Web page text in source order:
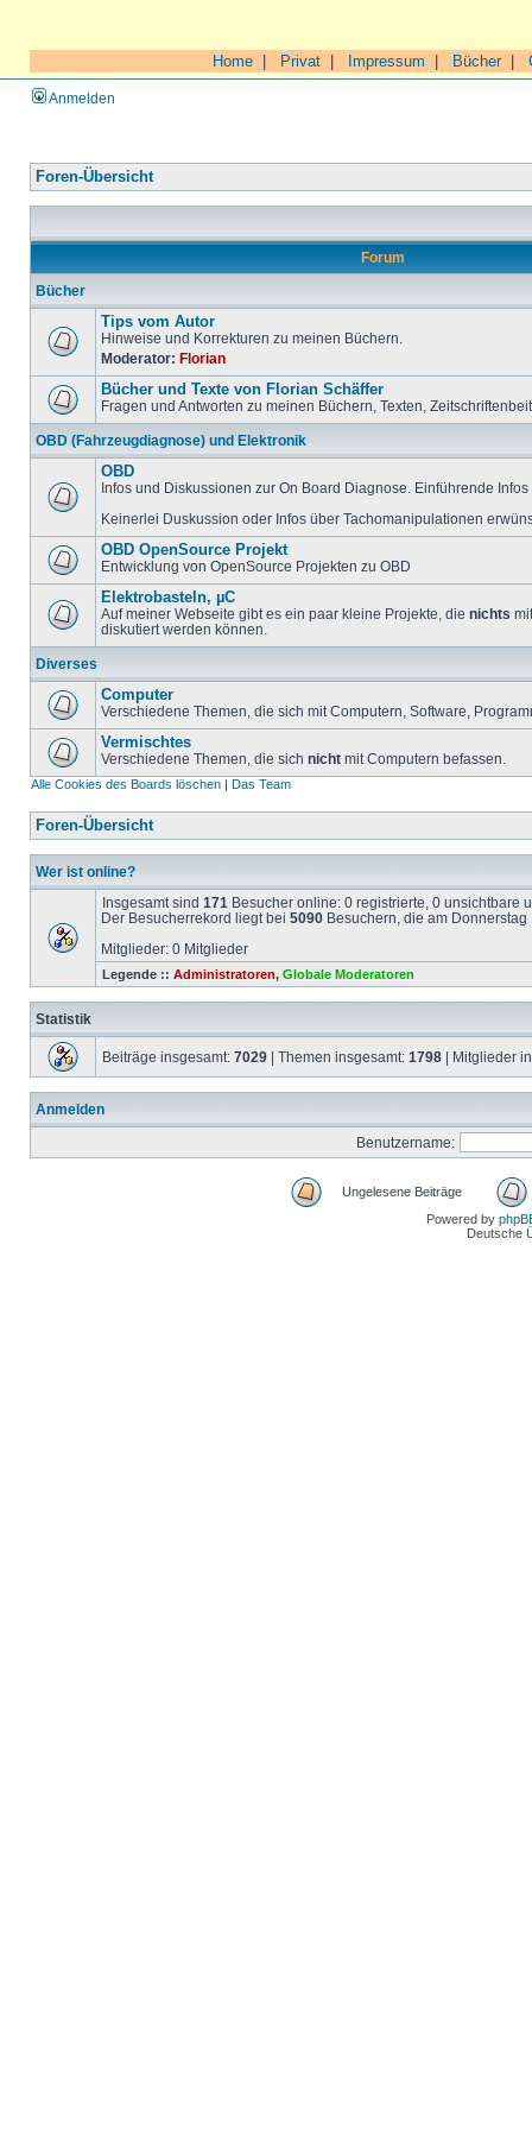
Home Privat Impressum Bücher|
Anmelden
Foren-Übersicht
Forum
Bücher
Tips vom Autor
Hinweise und Korrekturen zu meinen Büchern.
Moderator: Florian
Bücher und Texte von Florian Schäffer
Fragen und Antworten zu meinen Büchern, Texten,
OBD (Fahrzeugdiagnose) und Elektronik
OBD
Infos und Diskussionen zur On Board Diagnose. Einführende
Keinerlei Duskussion oder Infos über Tachomanipulationen
OBD OpenSource Projekt
Entwicklung von OpenSource Projekten zu OBD
Elektrobasteln, µC
Auf meiner Webseite gibt es ein paar kleine Projekte, die nichts
diskutiert werden können.
Diverses
Computer
Verschiedene Themen, die sich mit Computern, Software,
Vermischtes
Verschiedene Themen, die sich nicht mit Computern befassen.
Alle Cookies des Boards löschen | Das Team
Foren-Übersicht
Wer ist online?
Insgesamt sind 171 Besucher online: 0 registrierte, 0 unsichtbare
Der Besucherrekord liegt bei 5090 Besuchern, die am
Mitglieder: 0 Mitglieder
Legende :: Administratoren, Globale Moderatoren
Statistik
Beiträge insgesamt: 7029 | Themen insgesamt: 1798 | Mitglieder
Anmelden
Benutzername:
Ungelesene Beiträge
Powered by
Deutsche